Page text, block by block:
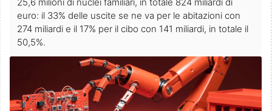
euro: il 33% delle uscite se ne va per le abitazioni con
274 miliardi e il 17% per il cibo con 141 miliardi, in totale il
50,5%.